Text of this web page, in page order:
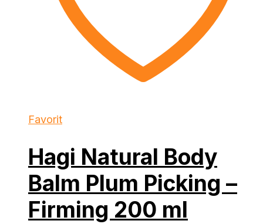
Favorit
Hagi Natural Body
Balm Plum Picking –
Firming 200 ml